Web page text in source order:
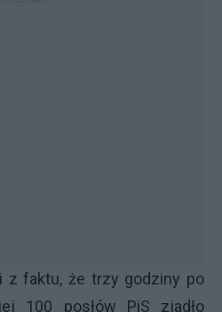
faktu, że trzy godziny po
100 posłów PiS zjadło